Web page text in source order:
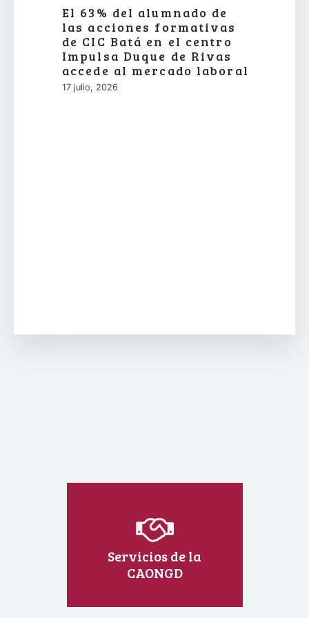
El 63% del alumnado de
las acciones formativas
de CIC Batá en el centro
Impulsa Duque de Rivas
accede al mercado laboral
17 julio, 2026
Servicios de la
CAONGD